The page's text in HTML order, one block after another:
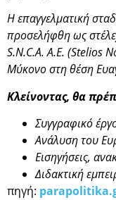
Η επαγγελματική
προσελήφθη ως
S.N.C.A. Α.Ε. (Stelios
Μύκονο στη θέση
Κλείνοντας, θα
Συγγραφικό
Ανάλυση του
Εισηγήσεις,
Διδακτική
πηγή: